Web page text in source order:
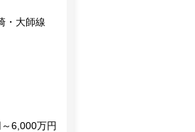
・大師線
6,000万円